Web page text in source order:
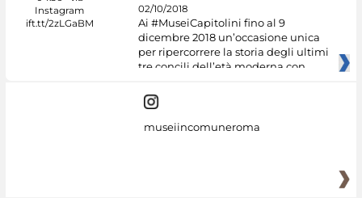
02/10/2018
Ai #MuseiCapitolini fino al 9
dicembre 2018 un’occasione unica
per ripercorrere la storia degli ultimi
tre concili dell’età moderna con
museiincomuneroma